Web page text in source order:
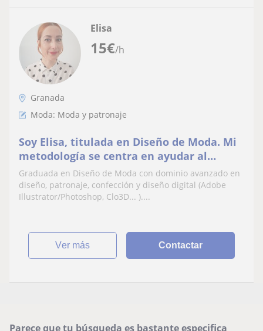
15€/h
Elisa
Granada
Moda: Moda y patronaje
Soy Elisa, titulada en Diseño de Moda. Mi
metodología se centra en ayudar al
alumnado a encontrar su propia voz
artística.
Graduada en Diseño de Moda con dominio avanzado en
diseño, patronaje, confección y diseño digital (Adobe
Illustrator/Photoshop, Clo3D... )....
ver más Contactar
Parece que tu búsqueda es bastante especifica